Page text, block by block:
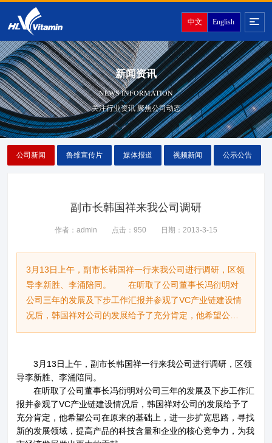
中文 English
新闻资讯
NEWS INFORMATION
关注行业资讯 聚焦公司动态
公司新闻 鲁维宣传片 媒体报道 视频新闻 公示公告
副市长韩国祥来我公司调研
作者：admin 点击：950 日期：2013-3-15
3月13日上午，副市长韩国祥一行来我公司进行调研，区领
导李新胜、李涌陪同。 在听取了公司董事长冯衍明对
公司三年的发展及下步工作汇报并参观了VC产业链建设情
况后，韩国祥对公司的发展给予了充分肯定，他希望公司
在原来的基础上，进一步扩宽思路，寻找新的发展领域，
展做出更大的贡献。
3月13日上午，副市长韩国祥一行来我公司进行调研，区领
导李新胜、李涌陪同。
在听取了公司董事长冯衍明对公司三年的发展及下步工作汇
报并参观了VC产业链建设情况后，韩国祥对公司的发展给予了
充分肯定，他希望公司在原来的基础上，进一步扩宽思路，寻找
新的发展领域，提高产品的科技含量和企业的核心竞争力，为我
关于鲁维 分公司
产品展示 企业文化